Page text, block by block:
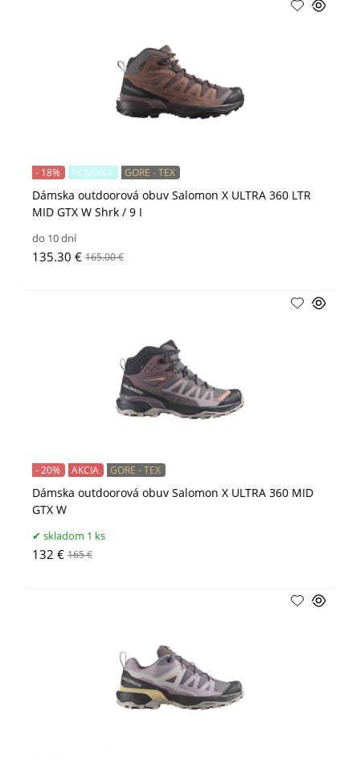
Dámska outdoorová obuv Salomon X ULTRA 360 LTR
MID GTX W Shrk / 9 I
- 18% NOVINKA GORE - TEX
do 10 dní
135.30 € 165.00 €
Dámska outdoorová obuv Salomon X ULTRA 360 MID
GTX W
- 20% AKCIA GORE - TEX
skladom 1 ks
132 € 165 €